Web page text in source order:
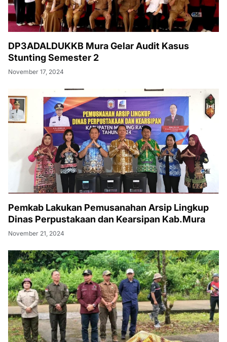
DP3ADALDUKKB Mura Gelar Audit Kasus
Stunting Semester 2
November 17, 2024
Pemkab Lakukan Pemusanahan Arsip Lingkup
Dinas Perpustakaan dan Kearsipan Kab.Mura
November 21, 2024